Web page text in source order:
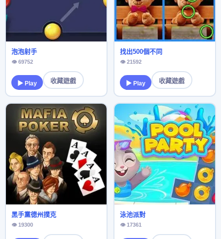
泡泡射手
👁 69752
▶ Play 收藏遊戲
找出500個不同
👁 21592
▶ Play 收藏遊戲
黑手黨德州撲克
👁 19300
泳池派對
👁 17361